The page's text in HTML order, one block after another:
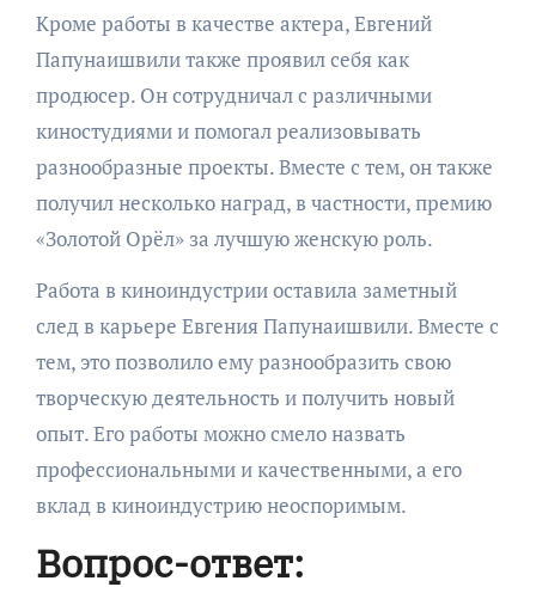
Кроме работы в качестве актера, Евгений
Папунаишвили также проявил себя как
продюсер. Он сотрудничал с различными
киностудиями и помогал реализовывать
разнообразные проекты. Вместе с тем, он также
получил несколько наград, в частности, премию
«Золотой Орёл» за лучшую женскую роль.
Работа в киноиндустрии оставила заметный
след в карьере Евгения Папунаишвили. Вместе с
тем, это позволило ему разнообразить свою
творческую деятельность и получить новый
опыт. Его работы можно смело назвать
профессиональными и качественными, а его
вклад в киноиндустрию неоспоримым.
Вопрос-ответ: